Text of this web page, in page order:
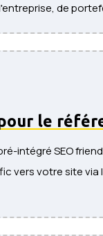
de
le
intégré SEO
vers votre site via